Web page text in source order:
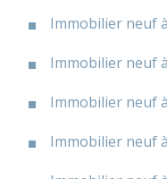
Immobilier neuf
Immobilier neuf
Immobilier neuf
Immobilier neuf